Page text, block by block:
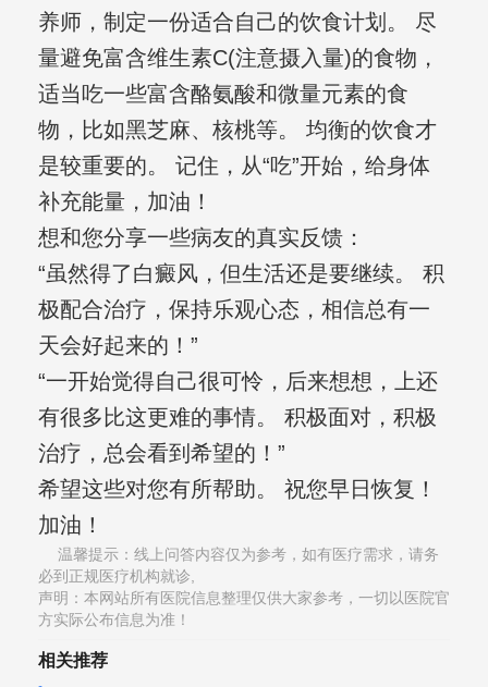
养师，制定一份适合自己的饮食计划。 尽
量避免富含维生素C(注意摄入量)的食物，
适当吃一些富含酪氨酸和微量元素的食
物，比如黑芝麻、核桃等。 均衡的饮食才
是较重要的。 记住，从“吃”开始，给身体
补充能量，加油！
想和您分享一些病友的真实反馈：
“虽然得了白癜风，但生活还是要继续。 积
极配合治疗，保持乐观心态，相信总有一
天会好起来的！”
“一开始觉得自己很可怜，后来想想，上还
有很多比这更难的事情。 积极面对，积极
治疗，总会看到希望的！”
希望这些对您有所帮助。 祝您早日恢复！
加油！
温馨提示：线上问答内容仅为参考，如有医疗需求，请务
必到正规医疗机构就诊,
声明：本网站所有医院信息整理仅供大家参考，一切以医院官
方实际公布信息为准！
相关推荐